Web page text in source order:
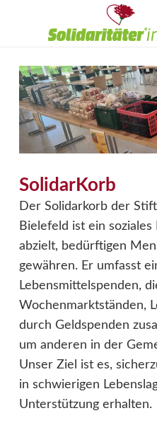
SolidarKorb
Der Solidarkorb der
Bielefeld ist ein
abzielt, bedürftigen
gewähren. Er umfasst
Lebensmittelspenden,
Wochenmarktständen,
durch Geldspenden
um anderen in der
Unser Ziel ist es,
in schwierigen
Unterstützung erhalten.